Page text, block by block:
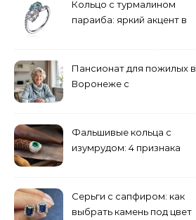
Кольцо с турмалином
параиба: яркий акцент в
Пансионат для пожилых в
Воронеже с
Фальшивые кольца с
изумрудом: 4 признака
Серьги с сапфиром: как
выбрать камень под цвет